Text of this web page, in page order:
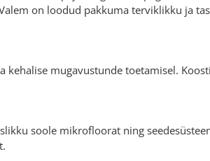
on loodud pakkuma terviklikku ja
mugavustunde toetamisel.
soole mikrofloorat ning